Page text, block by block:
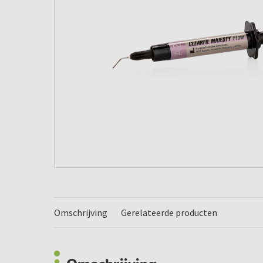
Omschrijving Gerelateerde producten